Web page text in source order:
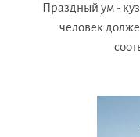
Праздный ум -
человек